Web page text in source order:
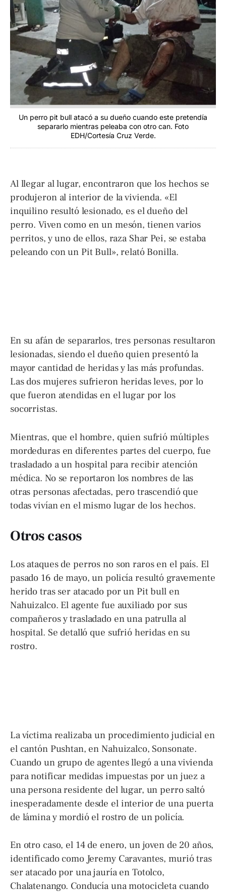
Un perro pit bull atacó a su dueño cuando este pretendía
separarlo mientras peleaba con otro can. Foto
EDH/Cortesía Cruz Verde.
Al llegar al lugar, encontraron que los hechos se
produjeron al interior de la vivienda. «El
inquilino resultó lesionado, es el dueño del
perro. Viven como en un mesón, tienen varios
perritos, y uno de ellos, raza Shar Pei, se estaba
peleando con un Pit Bull», relató Bonilla.
En su afán de separarlos, tres personas resultaron
lesionadas, siendo el dueño quien presentó la
mayor cantidad de heridas y las más profundas.
Las dos mujeres sufrieron heridas leves, por lo
que fueron atendidas en el lugar por los
socorristas.
Mientras, que el hombre, quien sufrió múltiples
mordeduras en diferentes partes del cuerpo, fue
trasladado a un hospital para recibir atención
médica. No se reportaron los nombres de las
otras personas afectadas, pero trascendió que
todas vivían en el mismo lugar de los hechos.
Otros casos
Los ataques de perros no son raros en el país. El
pasado 16 de mayo, un policía resultó gravemente
herido tras ser atacado por un Pit bull en
Nahuizalco. El agente fue auxiliado por sus
compañeros y trasladado en una patrulla al
hospital. Se detalló que sufrió heridas en su
rostro.
La víctima realizaba un procedimiento judicial en
el cantón Pushtan, en Nahuizalco, Sonsonate.
Cuando un grupo de agentes llegó a una vivienda
para notificar medidas impuestas por un juez a
una persona residente del lugar, un perro saltó
inesperadamente desde el interior de una puerta
de lámina y mordió el rostro de un policía.
En otro caso, el 14 de enero, un joven de 20 años,
identificado como Jeremy Caravantes, murió tras
ser atacado por una jauría en Totolco,
Chalatenango. Conducía una motocicleta cuando